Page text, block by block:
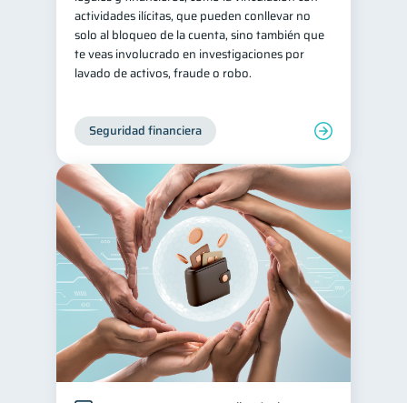
actividades ilícitas, que pueden conllevar no
solo al bloqueo de la cuenta, sino también que
te veas involucrado en investigaciones por
lavado de activos, fraude o robo.
Seguridad financiera